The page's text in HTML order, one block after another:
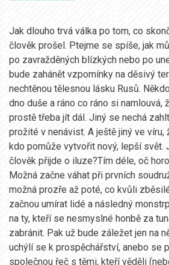
Jak dlouho trvá válka po tom, co
člověk prošel. Ptejme se spíše, jak
po zavražděných blízkých nebo po
bude zahánět vzpomínky na děsivý
nechtěnou tělesnou lásku Rusů.
dno duše a ráno co ráno si namlouvá,
prostě třeba jít dál. Jiný se nechá
prožité v nenávist. A ještě jiný ve víru,
kdo pomůže vytvořit nový, lepší svět.
člověk přijde o iluze?Tím déle, oč
Možná začne váhat při prvních
možná prozře až poté, co kvůli
začnou umírat lidé a následný
na ty, kteří se nesmyslné honbě za
zabránit. Pak už bude záležet jen na
uchýlí se k prospěchářství, anebo se
společnou řeč s těmi, kteří věděli